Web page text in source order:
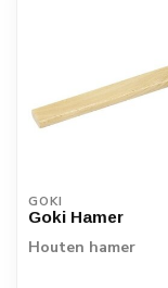
GOKI
Goki Hamer
Houten hamer